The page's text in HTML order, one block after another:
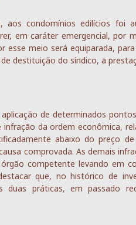
aos condomínios edilícios foi
em caráter emergencial, por
esse meio será equiparada,
destituição do síndico, a
de determinados
da ordem econômica,
abaixo do preço
comprovada. As demais
competente levando em
que, no histórico de
duas práticas, em passado